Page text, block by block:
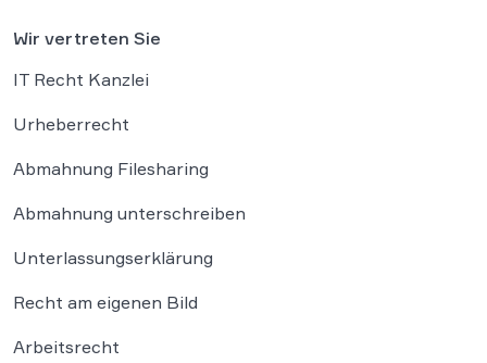
Wir vertreten Sie
IT Recht Kanzlei
Urheberrecht
Abmahnung Filesharing
Abmahnung unterschreiben
Unterlassungserklärung
Recht am eigenen Bild
Arbeitsrecht